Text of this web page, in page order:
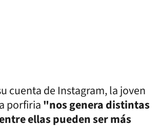
cuenta de Instagram, la joven
porfiria"nos genera distintas
ellas pueden ser más